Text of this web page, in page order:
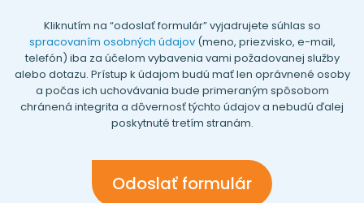
Kliknutím na “odoslať formulár” vyjadrujete súhlas so
spracovaním osobných údajov (meno, priezvisko, e-mail,
telefón) iba za účelom vybavenia vami požadovanej služby
alebo dotazu. Prístup k údajom budú mať len oprávnené osoby
a počas ich uchovávania bude primeraným spôsobom
chránená integrita a dôvernosť týchto údajov a nebudú ďalej
poskytnuté tretím stranám.